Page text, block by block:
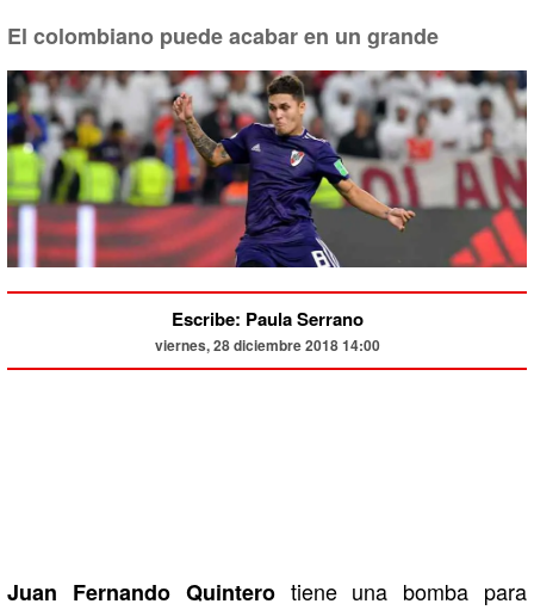
El colombiano puede acabar en un grande
Escribe: Paula Serrano
viernes, 28 diciembre 2018 14:00
Juan Fernando Quinterotiene una bomba para